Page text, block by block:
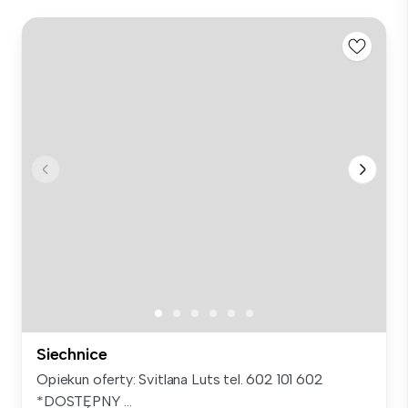
Siechnice
Opiekun oferty: Svitlana Luts tel. 602 101 602
*DOSTĘPNY ...